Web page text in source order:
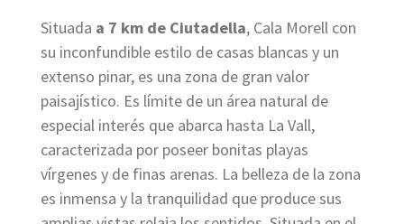
Situada a 7 km de Ciutadella, Cala Morell con
su inconfundible estilo de casas blancas y un
extenso pinar, es una zona de gran valor
paisajístico. Es límite de un área natural de
especial interés que abarca hasta La Vall,
caracterizada por poseer bonitas playas
vírgenes y de finas arenas. La belleza de la zona
es inmensa y la tranquilidad que produce sus